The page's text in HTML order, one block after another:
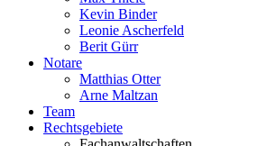
Kevin Binder
Leonie Ascherfeld
Berit Gürr
Notare
Matthias Otter
Arne Maltzan
Team
Rechtsgebiete